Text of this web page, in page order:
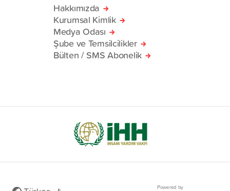
Hakkımızda
Kurumsal Kimlik
Medya Odası
Şube ve Temsilcilikler
Bülten / SMS Abonelik
Powered by